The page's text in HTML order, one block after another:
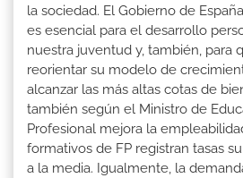
la sociedad. El Gobierno de
es esencial para el desarrollo
nuestra juventud y, también, para
reorientar su modelo de
alcanzar las más altas cotas de
también según el Ministro de
Profesional mejora la
formativos de FP registran tasas
a la media. Igualmente, la